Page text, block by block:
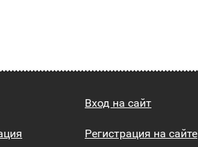
Вход на сайт
Регистрация на сайте